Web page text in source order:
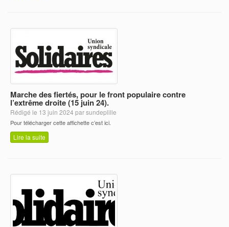
Marche des fiertés, pour le front populaire contre
l’extrême droite (15 juin 24).
Rédigé le 13 juin 2024 par sundeplille
Pour télécharger cette affichette c’est ici.
Lire la suite